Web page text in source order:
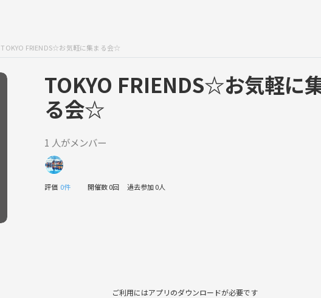
TOKYO FRIENDS☆お気軽に集まる会☆
TOKYO FRIENDS☆お気軽に
る会☆
1 人がメンバー
評価 0件 開催数 0回 過去参加 0人
ご利用にはアプリのダウンロードが必要です